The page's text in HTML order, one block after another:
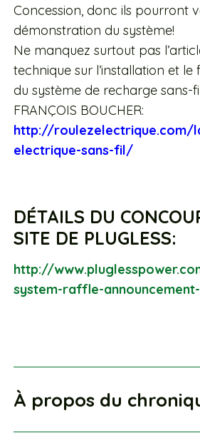
Concession, donc ils pourront
démonstration du système!
Ne manquez surtout pas
technique sur l’installation et
du système de recharge sans-
FRANÇOIS BOUCHER:
http://roulezelectrique.com/
electrique-sans-fil/
DÉTAILS DU
SITE DE PLUGLESS:
http://
system-raffle-
À propos du